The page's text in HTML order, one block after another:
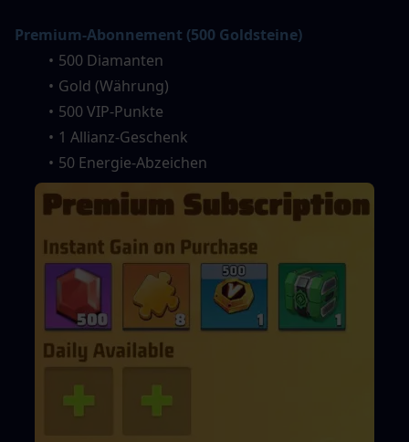
Premium-Abonnement (500 Goldsteine)
500 Diamanten
Gold (Währung)
500 VIP-Punkte
1 Allianz-Geschenk
50 Energie-Abzeichen